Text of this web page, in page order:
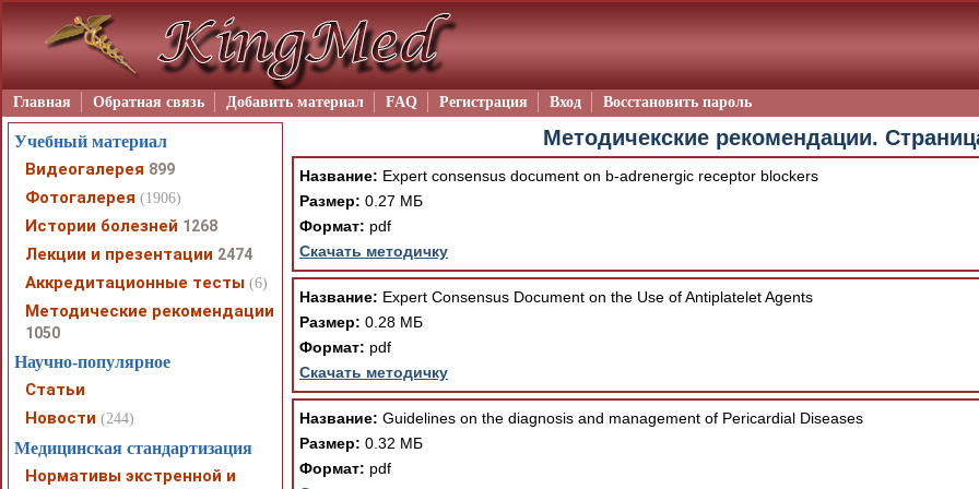
Главная Обратная связь Добавить материал FAQ Регистрация Вход Восстановить пароль
Методичекские рекомендации.
Название: Expert consensus document on b-adrenergic receptor blockers
Размер: 0.27 МБ
Формат: pdf
Скачать методичку
Название: Expert Consensus Document on the Use of Antiplatelet Agents
Размер: 0.28 МБ
Формат: pdf
Скачать методичку
Название: Guidelines on the diagnosis and management of Pericardial Diseases
Размер: 0.32 МБ
Формат: pdf
Учебный материал
Видеогалерея 899
Фотогалерея (1906)
Истории болезней 1268
Лекции и презентации 2474
Аккредитационные тесты (6)
Методические рекомендации
1050
Научно-популярное
Статьи
Новости (244)
Медицинская стандартизация
Нормативы экстренной и